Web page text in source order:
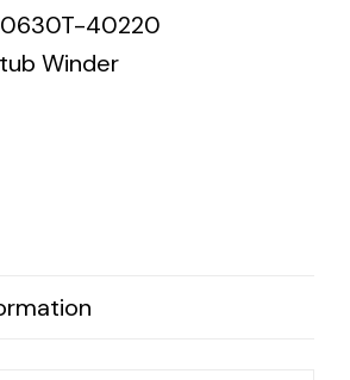
for all kinds of needs.
40220
Winder